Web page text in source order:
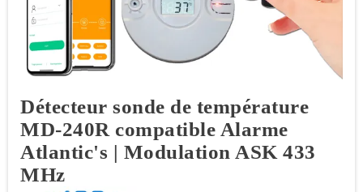
Détecteur sonde de température
MD-240R compatible Alarme
Atlantic's | Modulation ASK 433
MHz